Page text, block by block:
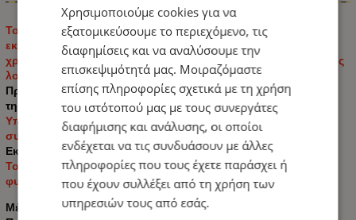
Το παιχνίδι δεξιοτήτων με ξύλινες μπάλες βοηθά στην
εκπαίδευση των μικρών παιδιών στην αναγνώριση των
χρωμάτων, στην αύξηση της ικανότητας παρατήρησης και της
λογικής, στο συντονισμό χεριού-ματιού.
Προωθεί τη συγκέντρωση, τη χρωματική διαφοροποίηση και
την κατανόηση της συμμετρίας.
Υποστηρίζει λεπτές κινητικές δεξιότητες, συντονισμό ματιών,
συντονισμό χεριών και χωρική αντίληψη.
Εκπαιδεύστε τα παιδιά να χρησιμοποιούν ξυλάκια.
Το παιχνίδι με ξύλινες μπάλες είναι κατασκευασμένο από
φυσικό ξύλο και καλυμμένο με βαφή με βάση το νερό.
Μέγεθος πιάτου: περίπου. 30cm x 18cm x 5cm
Χρησιμοποιούμε cookies για να
εξατομικεύσουμε το περιεχόμενο, τις
διαφημίσεις και να αναλύσουμε την
επισκεψιμότητά μας. Μοιραζόμαστε
επίσης πληροφορίες σχετικά με τη χρήση
του ιστότοπού μας με τους συνεργάτες
διαφήμισης και ανάλυσης, οι οποίοι
ενδέχεται να τις συνδυάσουν με άλλες
πληροφορίες που τους έχετε παράσχει ή
που έχουν συλλέξει από τη χρήση των
υπηρεσιών τους από εσάς.